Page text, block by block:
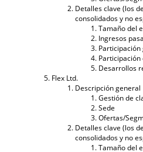
Detalles clave (los
consolidados y no
Tamaño del
Ingresos
Desarrollos
Flex Ltd.
Descripción general
Gestión de
Sede
Ofertas/
Detalles clave (los
consolidados y no
Tamaño del